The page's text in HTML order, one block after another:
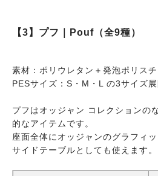
【3】プフ｜Pouf（全9種）
素材：ポリウレタン＋発泡ポリス
PESサイズ：S・M・L の3サイズ展
プフはオッジャン コレクションの
的なアイテムです。
座面全体にオッジャンのグラフィ
サイドテーブルとしても使えます。